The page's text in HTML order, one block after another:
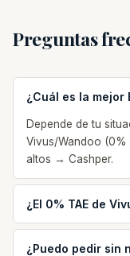
Preguntas
¿Cuál es la mejor
Depende de tu
Vivus/Wandoo (0%
altos → Cashper.
¿El 0% TAE de
¿Puedo pedir sin